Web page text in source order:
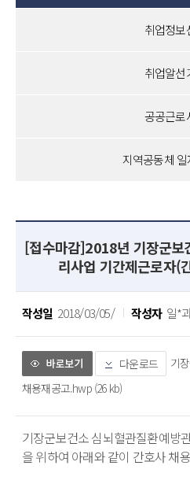
취업정보
취업알선
공공근로
지역공동체
[접수마감]2018년 기장군보
리사업 기간제근로자(
작성일 2018/03/05/ 작성자 일*
다운로드
기
채용재공고.hwp (26 kb)
기장군보건소 심뇌혈관질환예방
을 위하여 아래와 같이 간호사 채